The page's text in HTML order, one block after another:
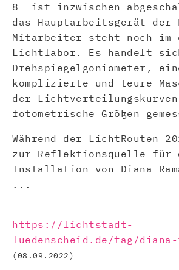
8 ist inzwischen
das Hauptarbeitsgerät der
Mitarbeiter steht noch im
Lichtlabor. Es handelt
Drehspiegelgoniometer,
komplizierte und teure
der Lichtverteilungskurven
fotometrische Größen
Während der LichtRouten
zur Reflektionsquelle für
Installation von Diana
...
https://lichtstadt-
luedenscheid.de/tag/diana-
(08.09.2022)